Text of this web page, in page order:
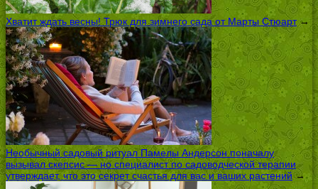
Хватит ждать весны! Трюк для зимнего сада от Марты Стюарт→
Необычный садовый ритуал Памелы Андерсон поначалу
вызывал скепсис — но специалист по садоводческой терапии
утверждает, что это секрет счастья для вас и ваших растений →